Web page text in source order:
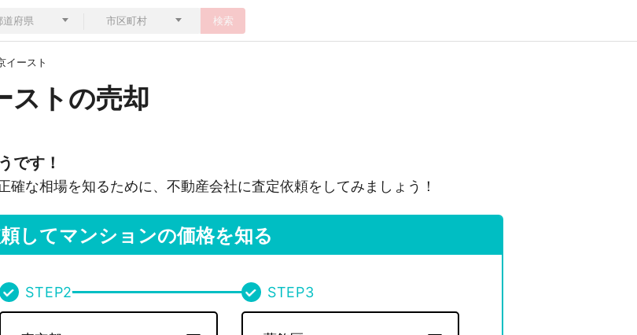
検索
イースト
ストの売却
です！
確な相場を知るために、不動産会社に査定依頼をしてみましょう！
してマンションの価格を知る
STEP2 STEP3